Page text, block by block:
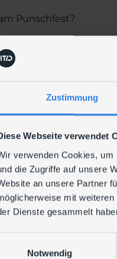
Zustimmung
Webseite verwendet
verwenden Cookies,
die Zugriffe auf unsere
an unsere Partner
mit
Dienste gesammelt
Notwendig
den
Daten
Einzelheiten